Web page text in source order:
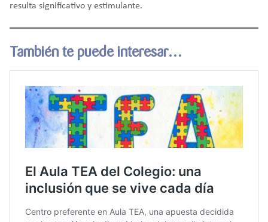
resulta significativo y estimulante.
También te puede interesar…